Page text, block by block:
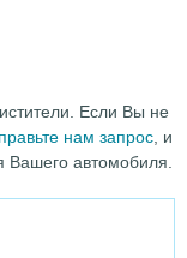
Если Вы не
нам запрос, и
Вашего автомобиля.